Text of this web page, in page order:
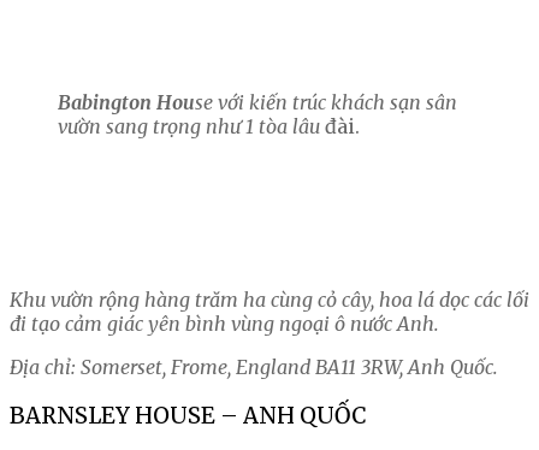
Babington House với kiến trúc khách sạn sân
vườn sang trọng như 1 tòa lâu đài.
Khu vườn rộng hàng trăm ha cùng cỏ cây, hoa lá dọc các lối
đi tạo cảm giác yên bình vùng ngoại ô nước Anh.
Địa chỉ: Somerset, Frome, England BA11 3RW, Anh Quốc.
BARNSLEY HOUSE – ANH QUỐC